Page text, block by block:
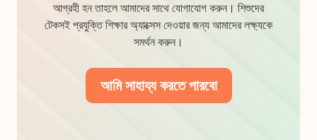
আগ্রহী হন তাহলে আমাদের সাথে যোগাযোগ করুন। শিশুদের
টেকসই প্রযুক্তি শিক্ষার অ্যাক্সেস দেওয়ার জন্য আমাদের লক্ষ্যকে
সমর্থন করুন।
আমি সাহায্য করতে পারবো